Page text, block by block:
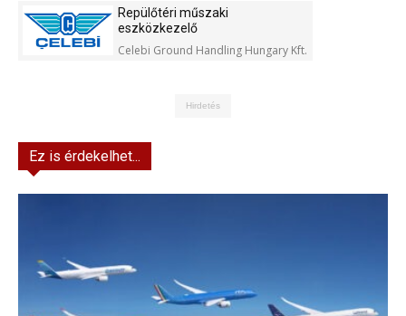
Repülőtéri műszaki
eszközkezelő
Celebi Ground Handling Hungary Kft.
Hirdetés
Ez is érdekelhet...